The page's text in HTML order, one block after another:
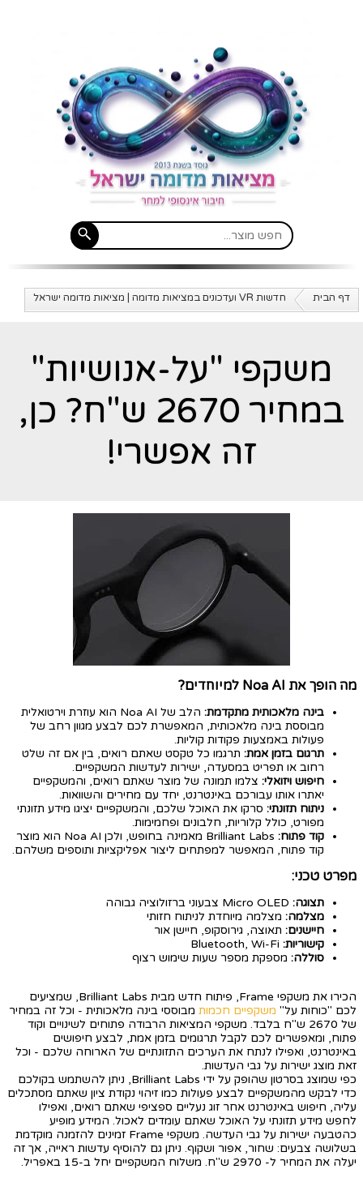
דף הבית חדשות VR ועדכונים במציאות מדומה | מציאות מדומה ישראל
משקפי "על-אנושיות"
במחיר 2670 ש"ח? כן,
זה אפשרי!
מה הופך את Noa AI למיוחדים?
בינה מלאכותית מתקדמת:
הלב של Noa AI הוא עוזרת וירטואלית
מבוססת בינה מלאכותית, המאפשרת לכם לבצע מגוון רחב של
פעולות באמצעות פקודות קוליות.
תרגום בזמן אמת: תרגמו כל טקסט שאתם רואים, בין אם זה שלט
רחוב או תפריט במסעדה, ישירות לעדשות המשקפיים.
חיפוש ויזואלי: צלמו תמונה של מוצר שאתם רואים, והמשקפיים
יאתרו אותו עבורכם באינטרנט, יחד עם מחירים והשוואות.
ניתוח תזונתי: סרקו את האוכל שלכם, והמשקפיים יציגו מידע תזונתי
מפורט, כולל קלוריות, חלבונים ופחמימות.
קוד פתוח:
Brilliant Labs מאמינה בחופש, ולכן Noa AI הוא מוצר
קוד פתוח, המאפשר למפתחים ליצור אפליקציות ותוספים משלהם.
מפרט טכני:
תצוגה:
מצלמה: מצלמה מיוחדת לניתוח חזותי
חיישנים: תאוצה, גירוסקופ, חיישן אור
קישוריות:
סוללה: מספקת מספר שעות שימוש רצוף
הכירו את משקפי Frame, פיתוח חדש מבית Brilliant Labs, שמציעים
לכם "כוחות על" משקפיים חכמות מבוססי בינה מלאכותית - וכל זה במחיר
של 2670 ש"ח בלבד. משקפי המציאות הרבודה פתוחים לשינויים וקוד
פתוח, ומאפשרים לכם לקבל תרגומים בזמן אמת, לבצע חיפושים
באינטרנט, ואפילו לנתח את הערכים התזונתיים של הארוחה שלכם - וכל
זאת מוצג ישירות על גבי העדשות.
כפי שמוצג בסרטון שהופק על ידי Brilliant Labs, ניתן להשתמש בקולכם
כדי לבקש מהמשקפיים לבצע פעולות כמו זיהוי נקודת ציון שאתם מסתכלים
עליה, חיפוש באינטרנט אחר זוג נעליים ספציפי שאתם רואים, ואפילו
לחפש מידע תזונתי על האוכל שאתם עומדים לאכול. המידע מופיע
כהטבעה ישירות על גבי העדשה. משקפי Frame זמינים להזמנה מוקדמת
בשלושה צבעים: שחור, אפור ושקוף. ניתן גם להוסיף עדשות ראייה, אך זה
יעלה את המחיר ל- 2970 ש"ח. משלוח המשקפיים יחל ב-15 באפריל.